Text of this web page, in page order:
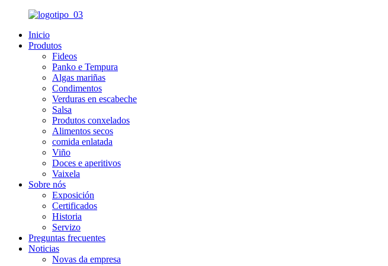
Inicio
Produtos
Fideos
Panko e Tempura
Algas mariñas
Condimentos
Verduras en escabeche
Salsa
Produtos conxelados
Alimentos secos
comida enlatada
Viño
Doces e aperitivos
Vaixela
Sobre nós
Exposición
Certificados
Historia
Servizo
Preguntas frecuentes
Noticias
Novas da empresa